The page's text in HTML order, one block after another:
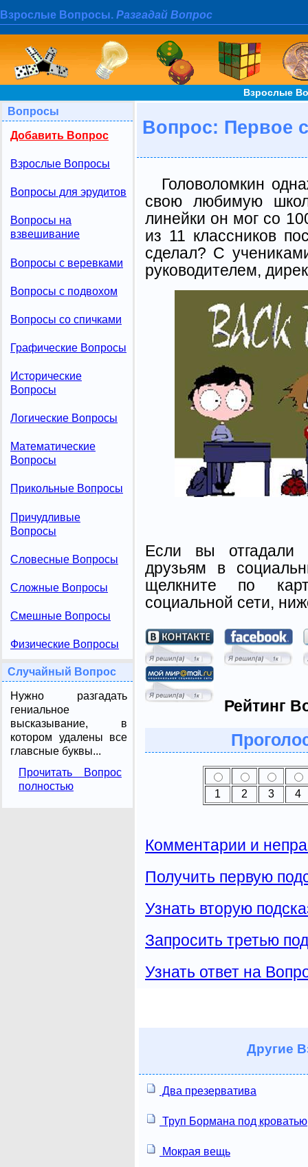
Взрослые Вопросы. Разгадай Вопрос
Взрослые
Вопросы
Добавить Вопрос
Взрослые Вопросы
Вопросы для эрудитов
Вопросы на
взвешивание
Вопросы с веревками
Вопросы с подвохом
Вопросы со спичками
Графические Вопросы
Исторические
Вопросы
Логические Вопросы
Математические
Вопросы
Прикольные Вопросы
Причудливые
Вопросы
Словесные Вопросы
Сложные Вопросы
Смешные Вопросы
Физические Вопросы
Случайный Вопрос
Нужно разгадать
гениальное
высказывание, в
котором удалены все
главсные буквы...
Прочитать Вопрос
полностью
Вопрос: Первое
Головоломкин
свою любимую
линейки он мог со
из 11 классников
сделал? С
руководителем,
Если вы отгадали
друзьям в
щелкните по
социальной сети,
Рейтинг
1 2 3 4
Комментарии и
Получить первую
Узнать вторую
Запросить третью
Узнать ответ на
Другие
Два презерватива
Труп Бормана под кроватью
Мокрая вещь